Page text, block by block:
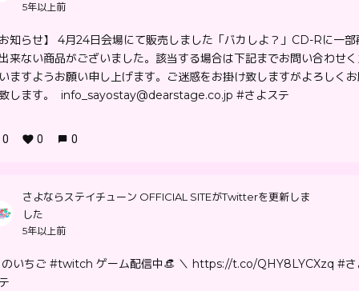
5年以上前
知らせ】 4月24日会場にて販売しました「バカしよ？」CD-Rに一部
来ない商品がございました。該当する場合は下記までお問い合わせ
ますようお願い申し上げます。ご迷惑をお掛け致しますがよろしく
します。 info_sayostay@dearstage.co.jp #さよステ
0 0 0
さよならステイチューン OFFICIAL SITEがTwitterを更新しま
した
5年以上前
のいちご #twitch ゲーム配信中👒 ＼ https://t.co/QHY8LYCXzq #さ